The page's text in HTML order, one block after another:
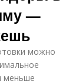
—
можно
меньше